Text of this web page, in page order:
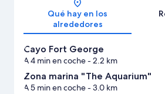
Qué hay en los
alrededores
Cayo Fort George
A 4 min en coche- 2.2 km
Zona marina "The Aquarium"
A 5 min en coche- 3.0 km